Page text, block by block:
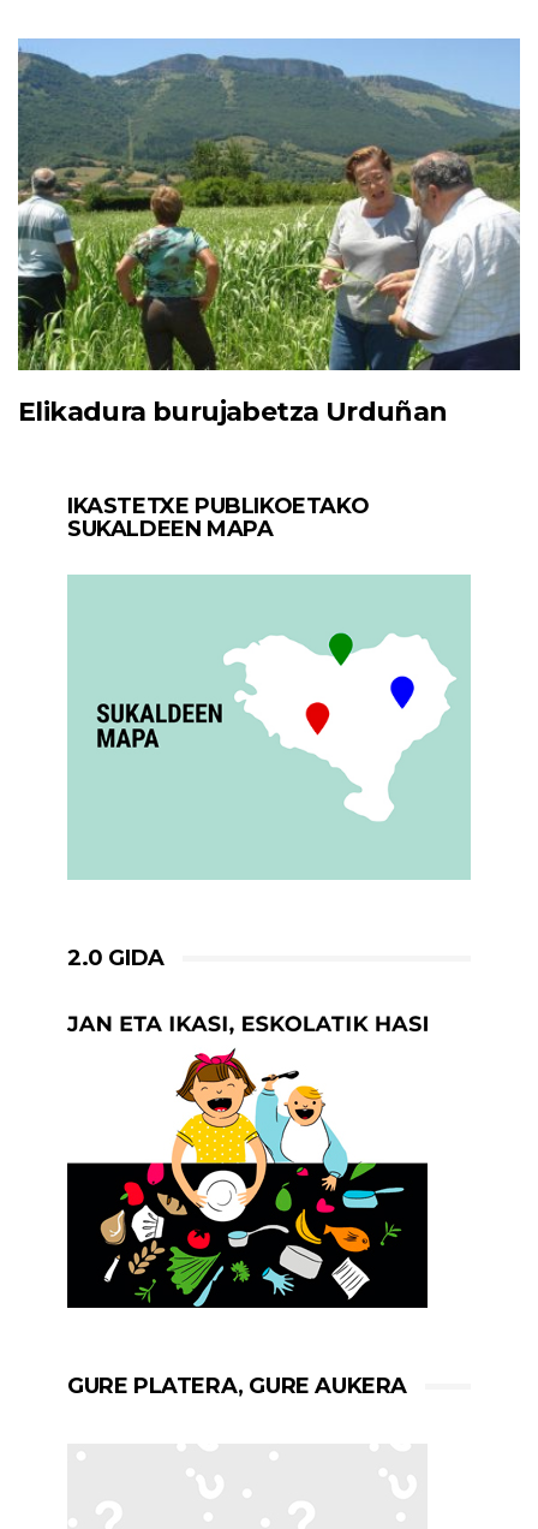
Elikadura burujabetza Urduñan
IKASTETXE PUBLIKOETAKO
SUKALDEEN MAPA
2.0 GIDA
GURE PLATERA, GURE AUKERA